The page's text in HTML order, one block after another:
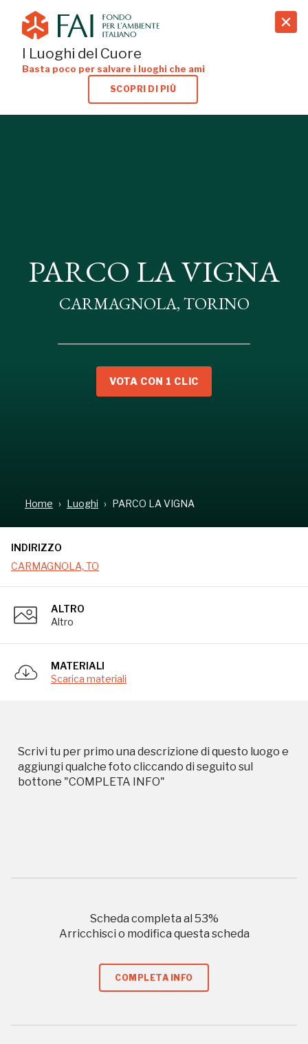
search
I Luoghi del Cuore
Basta poco per salvare i luoghi che ami
SCOPRI DI PIÙ
PARCO LA VIGNA
CARMAGNOLA, TORINO
VOTA CON 1 CLIC
Home Luoghi PARCO LA VIGNA
INDIRIZZO
CARMAGNOLA, TO
ALTRO
Altro
MATERIALI
Scarica materiali
Scrivi tu per primo una descrizione di questo luogo e
aggiungi qualche foto cliccando di seguito sul
bottone "COMPLETA INFO"
Scheda completa al 53%
Arricchisci o modifica questa scheda
COMPLETA INFO
Storico campagne in questo
organizzati